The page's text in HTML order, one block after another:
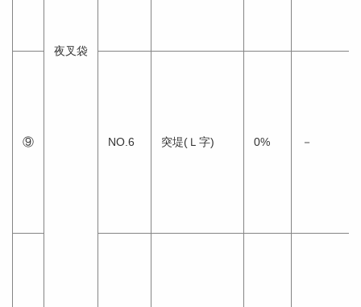
夜叉袋
⑨ NO.6 突堤(Ｌ字) 0% －